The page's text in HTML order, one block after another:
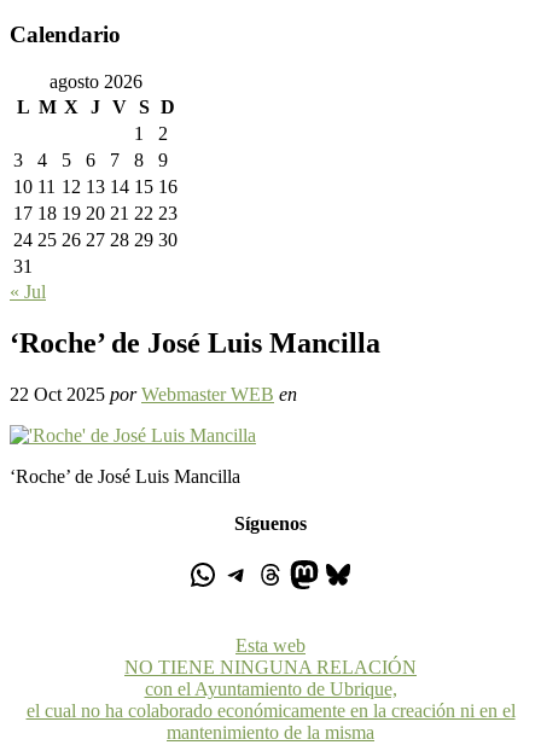
Calendario
agosto 2026
L M X J V S D
1
2
3
4 5 6 7 8
9
10 11 12 13 14 15 16
17 18 19 20 21 22 23
24 25 26 27 28 29 30
31
« Jul
‘Roche’ de José Luis Mancilla
22 Oct 2025 por Webmaster WEB en
‘Roche’ de José Luis Mancilla
Síguenos
Esta web
NO TIENE NINGUNA RELACIÓN
con el Ayuntamiento de Ubrique,
el cual no ha colaborado económicamente en la creación ni en el
mantenimiento de la misma